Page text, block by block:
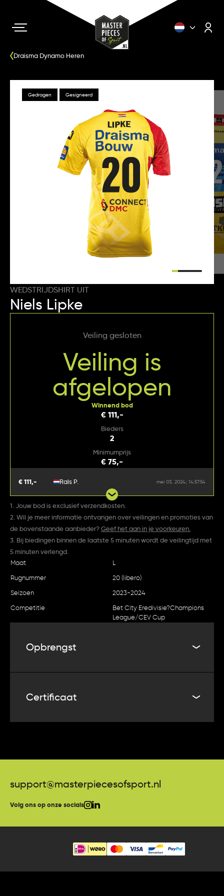
Draisma Dynamo Heren
Gedragen Gesigneerd
WEDSTRIJDSHIRT UIT
Niels Lipke
Veiling gesloten
Veiling is
afgelopen
Winnend bod
€ 111,-
Bieders
2
Minimumprijs
€ 75,-
€ 111,- Rals P. mei 03, 2024; 14:57:54
1. Jouw bod is exclusief verzendkosten.
2. Wil je meer informatie ontvangen over veilingen en promoties van
de bovenstaande aanbieder?Geef het aan in je voorkeuren.
3. Bij biedingen binnen de laatste 5 minuten wordt de veilingtijd met
5 minuten verlengd.
Maat
L
Rugnummer
20 (libero)
Seizoen
2023-2024
Competitie
Bet City Eredivisie?Champions
League/CEV Cup
Opbrengst
worden gebruikt voor verschillende projecten.
Certificaat
support@masterpiecesofsport.nl
Volg ons op onze socials